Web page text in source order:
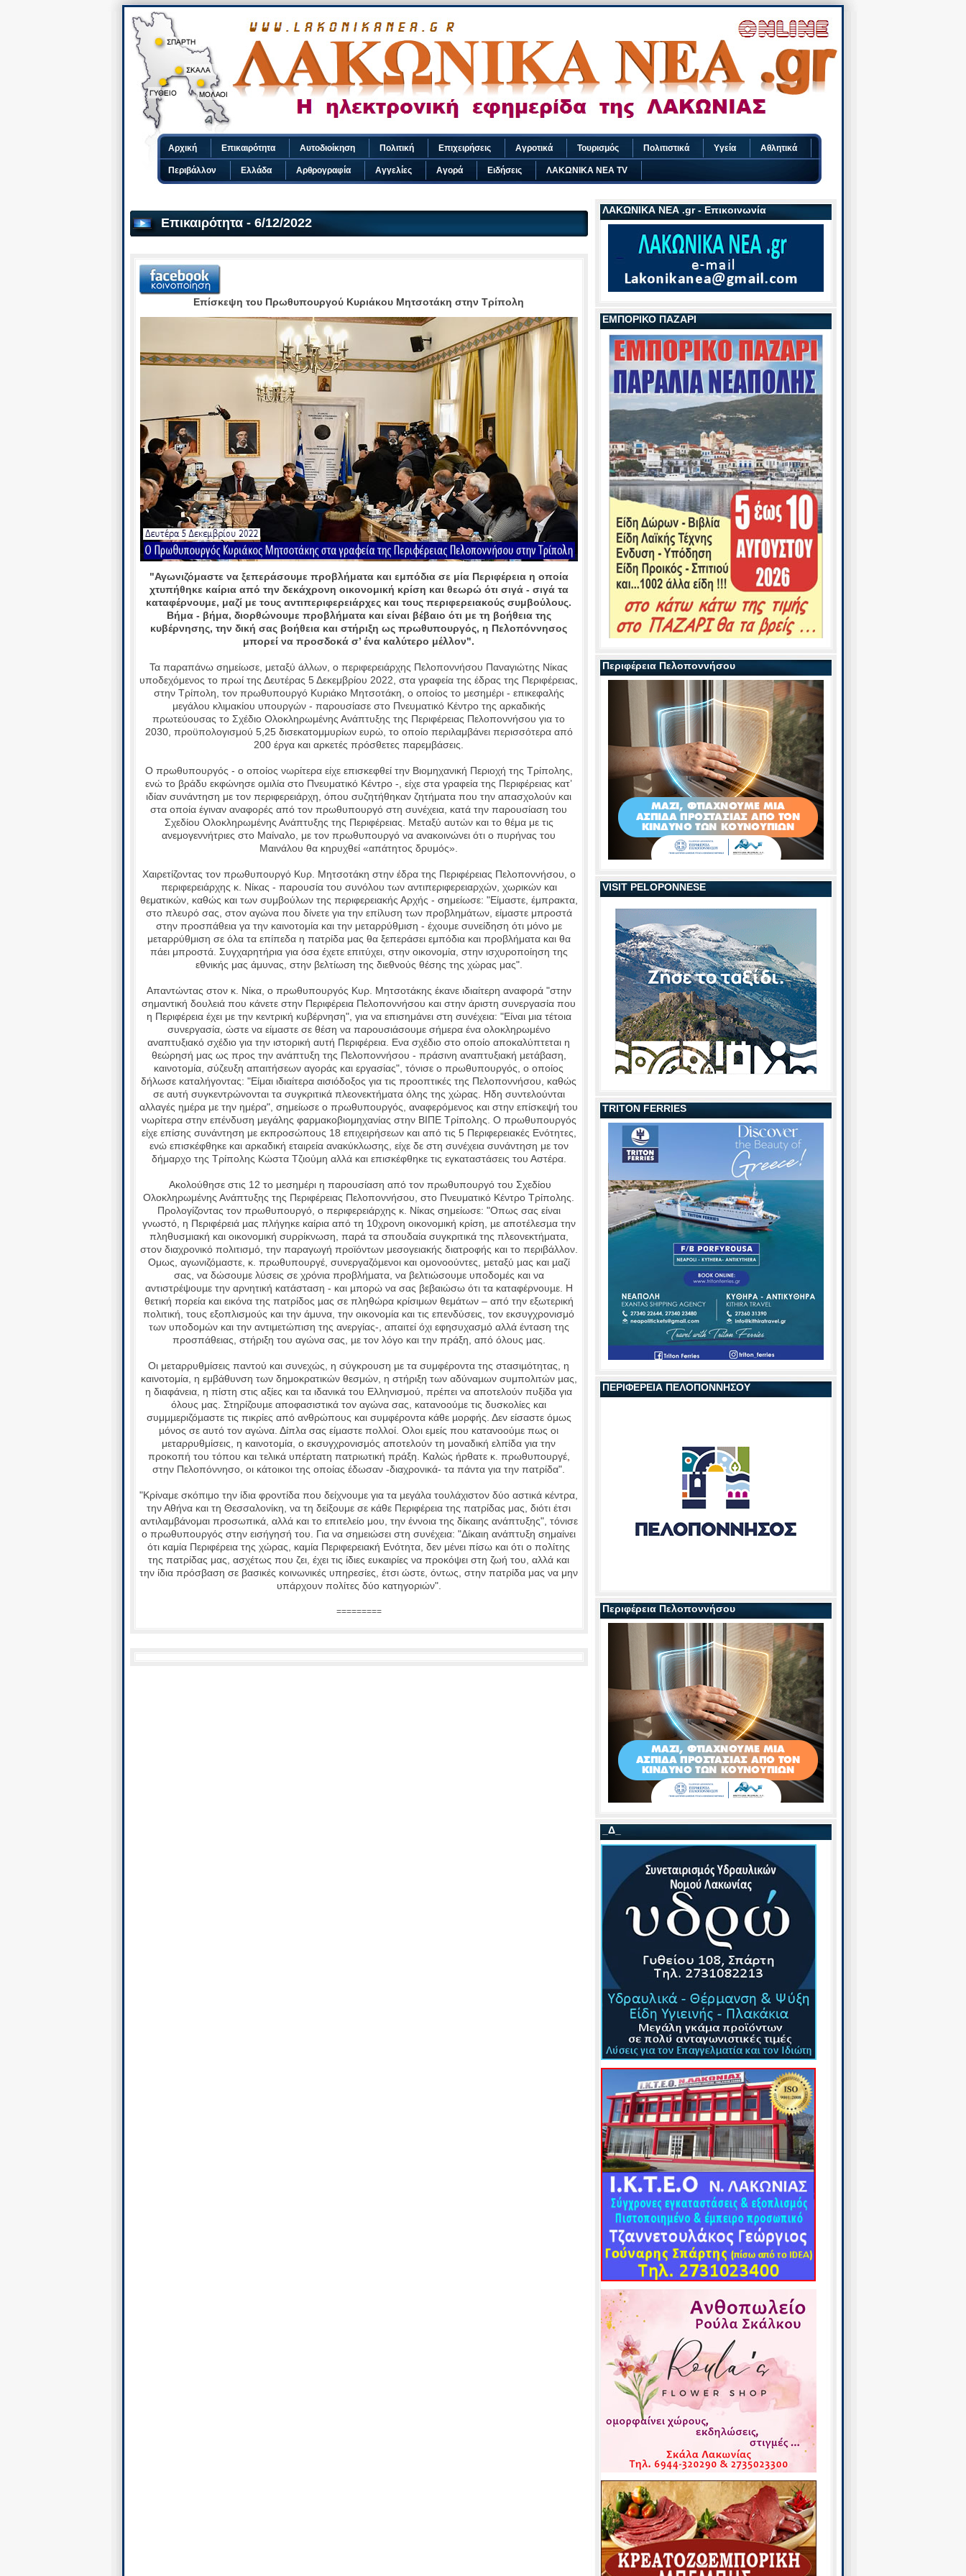
ΛΑΚΩΝΙΚΑ ΝΕΑ .gr - Επικοινωνία
ΕΜΠΟΡΙΚΟ ΠΑΖΑΡΙ
Περιφέρεια Πελοποννήσου
VISIT PELOPONNESE
TRITON FERRIES
ΠΕΡΙΦΕΡΕΙΑ ΠΕΛΟΠΟΝΝΗΣΟΥ
Περιφέρεια Πελοποννήσου
_Δ_
Επικαιρότητα - 6/12/2022
Eπίσκεψη του Πρωθυπουργού Κυριάκου Μητσοτάκη στην Τρίπολη
"Αγωνιζόμαστε να ξεπεράσουμε προβλήματα και εμπόδια σε μία Περιφέρεια η οποία
χτυπήθηκε καίρια από την δεκάχρονη οικονομική κρίση και θεωρώ ότι σιγά - σιγά τα
καταφέρνουμε, μαζί με τους αντιπεριφερειάρχες και τους περιφερειακούς συμβούλους.
Βήμα - βήμα, διορθώνουμε προβλήματα και είναι βέβαιο ότι με τη βοήθεια της
κυβέρνησης, την δική σας βοήθεια και στήριξη ως πρωθυπουργός, η Πελοπόννησος
μπορεί να προσδοκά σ’ ένα καλύτερο μέλλον".
Τα παραπάνω σημείωσε, μεταξύ άλλων, ο περιφερειάρχης Πελοποννήσου Παναγιώτης Νίκας
υποδεχόμενος το πρωί της Δευτέρας 5 Δεκεμβρίου 2022, στα γραφεία της έδρας της Περιφέρειας,
στην Τρίπολη, τον πρωθυπουργό Κυριάκο Μητσοτάκη, ο οποίος το μεσημέρι - επικεφαλής
μεγάλου κλιμακίου υπουργών - παρουσίασε στο Πνευματικό Κέντρο της αρκαδικής
πρωτεύουσας το Σχέδιο Ολοκληρωμένης Ανάπτυξης της Περιφέρειας Πελοποννήσου για το
2030, προϋπολογισμού 5,25 δισεκατομμυρίων ευρώ, το οποίο περιλαμβάνει περισσότερα από
200 έργα και αρκετές πρόσθετες παρεμβάσεις.
Ο πρωθυπουργός - ο οποίος νωρίτερα είχε επισκεφθεί την Βιομηχανική Περιοχή της Τρίπολης,
ενώ το βράδυ εκφώνησε ομιλία στο Πνευματικό Κέντρο -, είχε στα γραφεία της Περιφέρειας κατ’
ιδίαν συνάντηση με τον περιφερειάρχη, όπου συζητήθηκαν ζητήματα που την απασχολούν και
στα οποία έγιναν αναφορές από τον πρωθυπουργό στη συνέχεια, κατά την παρουσίαση του
Σχεδίου Ολοκληρωμένης Ανάπτυξης της Περιφέρειας. Μεταξύ αυτών και το θέμα με τις
ανεμογεννήτριες στο Μαίναλο, με τον πρωθυπουργό να ανακοινώνει ότι ο πυρήνας του
Μαινάλου θα κηρυχθεί «απάτητος δρυμός».
Χαιρετίζοντας τον πρωθυπουργό Κυρ. Μητσοτάκη στην έδρα της Περιφέρειας Πελοποννήσου, ο
περιφερειάρχης κ. Νίκας - παρουσία του συνόλου των αντιπεριφερειαρχών, χωρικών και
θεματικών, καθώς και των συμβούλων της περιφερειακής Αρχής - σημείωσε: "Είμαστε, έμπρακτα,
στο πλευρό σας, στον αγώνα που δίνετε για την επίλυση των προβλημάτων, είμαστε μπροστά
στην προσπάθεια γα την καινοτομία και την μεταρρύθμιση - έχουμε συνείδηση ότι μόνο με
μεταρρύθμιση σε όλα τα επίπεδα η πατρίδα μας θα ξεπεράσει εμπόδια και προβλήματα και θα
πάει μπροστά. Συγχαρητήρια για όσα έχετε επιτύχει, στην οικονομία, στην ισχυροποίηση της
εθνικής μας άμυνας, στην βελτίωση της διεθνούς θέσης της χώρας μας".
Απαντώντας στον κ. Νίκα, ο πρωθυπουργός Κυρ. Μητσοτάκης έκανε ιδιαίτερη αναφορά "στην
σημαντική δουλειά που κάνετε στην Περιφέρεια Πελοποννήσου και στην άριστη συνεργασία που
η Περιφέρεια έχει με την κεντρική κυβέρνηση", για να επισημάνει στη συνέχεια: "Είναι μια τέτοια
συνεργασία, ώστε να είμαστε σε θέση να παρουσιάσουμε σήμερα ένα ολοκληρωμένο
αναπτυξιακό σχέδιο για την ιστορική αυτή Περιφέρεια. Ενα σχέδιο στο οποίο αποκαλύπτεται η
θεώρησή μας ως προς την ανάπτυξη της Πελοποννήσου - πράσινη αναπτυξιακή μετάβαση,
καινοτομία, σύζευξη απαιτήσεων αγοράς και εργασίας", τόνισε ο πρωθυπουργός, ο οποίος
δήλωσε καταλήγοντας: "Είμαι ιδιαίτερα αισιόδοξος για τις προοπτικές της Πελοποννήσου, καθώς
σε αυτή συγκεντρώνονται τα συγκριτικά πλεονεκτήματα όλης της χώρας. Ηδη συντελούνται
αλλαγές ημέρα με την ημέρα", σημείωσε ο πρωθυπουργός, αναφερόμενος και στην επίσκεψή του
νωρίτερα στην επένδυση μεγάλης φαρμακοβιομηχανίας στην ΒΙΠΕ Τρίπολης. Ο πρωθυπουργός
είχε επίσης συνάντηση με εκπροσώπους 18 επιχειρήσεων και από τις 5 Περιφερειακές Ενότητες,
ενώ επισκέφθηκε και αρκαδική εταιρεία ανακύκλωσης, είχε δε στη συνέχεια συνάντηση με τον
δήμαρχο της Τρίπολης Κώστα Τζιούμη αλλά και επισκέφθηκε τις εγκαταστάσεις του Αστέρα.
Ακολούθησε στις 12 το μεσημέρι η παρουσίαση από τον πρωθυπουργό του Σχεδίου
Ολοκληρωμένης Ανάπτυξης της Περιφέρειας Πελοποννήσου, στο Πνευματικό Κέντρο Τρίπολης.
Προλογίζοντας τον πρωθυπουργό, ο περιφερειάρχης κ. Νίκας σημείωσε: "Οπως σας είναι
γνωστό, η Περιφέρειά µας πλήγηκε καίρια από τη 10χρονη οικονομική κρίση, µε αποτέλεσµα την
πληθυσμιακή και οικονομική συρρίκνωση, παρά τα σπουδαία συγκριτικά της πλεονεκτήματα,
στον διαχρονικό πολιτισμό, την παραγωγή προϊόντων μεσογειακής διατροφής και το περιβάλλον.
Ομως, αγωνιζόµαστε, κ. πρωθυπουργέ, συνεργαζόµενοι και ομονοούντες, μεταξύ µας και µαζί
σας, να δώσουμε λύσεις σε χρόνια προβλήµατα, να βελτιώσουμε υποδομές και να
αντιστρέψουµε την αρνητική κατάσταση - και µπορώ να σας βεβαιώσω ότι τα καταφέρνουµε. Η
θετική πορεία και εικόνα της πατρίδος µας σε πληθώρα κρίσιμων θεμάτων – από την εξωτερική
πολιτική, τους εξοπλισμούς και την άμυνα, την οικονομία και τις επενδύσεις, τον εκσυγχρονισμό
των υποδομών και την αντιμετώπιση της ανεργίας-, απαιτεί όχι εφησυχασµό αλλά ένταση της
προσπάθειας, στήριξη του αγώνα σας, µε τον λόγο και την πράξη, από όλους µας.
Οι μεταρρυθμίσεις παντού και συνεχώς, η σύγκρουση µε τα συμφέροντα της στασιµότητας, η
καινοτομία, η εμβάθυνση των δημοκρατικών θεσμών, η στήριξη των αδύναµων συμπολιτών µας,
η διαφάνεια, η πίστη στις αξίες και τα ιδανικά του Ελληνισμού, πρέπει να αποτελούν πυξίδα για
όλους μας. Στηρίζουµε αποφασιστικά τον αγώνα σας, κατανοούµε τις δυσκολίες και
συμμµεριζόµαστε τις πικρίες από ανθρώπους και συμφέροντα κάθε µορφής. Δεν είσαστε όμως
µόνος σε αυτό τον αγώνα. Δίπλα σας είµαστε πολλοί. Ολοι εμείς που κατανοούµε πως οι
μεταρρυθμίσεις, η καινοτομία, ο εκσυγχρονισμός αποτελούν τη μοναδική ελπίδα για την
προκοπή του τόπου και τελικά υπέρτατη πατριωτική πράξη. Καλώς ήρθατε κ. πρωθυπουργέ,
στην Πελοπόννησο, οι κάτοικοι της οποίας έδωσαν -διαχρονικά- τα πάντα για την πατρίδα".
"Κρίναμε σκόπιμο την ίδια φροντίδα που δείχνουμε για τα μεγάλα τουλάχιστον δύο αστικά κέντρα,
την Αθήνα και τη Θεσσαλονίκη, να τη δείξουμε σε κάθε Περιφέρεια της πατρίδας μας, διότι έτσι
αντιλαμβάνομαι προσωπικά, αλλά και το επιτελείο μου, την έννοια της δίκαιης ανάπτυξης", τόνισε
ο πρωθυπουργός στην εισήγησή του. Για να σημειώσει στη συνέχεια: "Δίκαιη ανάπτυξη σημαίνει
ότι καμία Περιφέρεια της χώρας, καμία Περιφερειακή Ενότητα, δεν μένει πίσω και ότι ο πολίτης
της πατρίδας μας, ασχέτως που ζει, έχει τις ίδιες ευκαιρίες να προκόψει στη ζωή του, αλλά και
την ίδια πρόσβαση σε βασικές κοινωνικές υπηρεσίες, έτσι ώστε, όντως, στην πατρίδα μας να μην
υπάρχουν πολίτες δύο κατηγοριών".
=========
Αρχική Επικαιρότητα Αυτοδιοίκηση Πολιτική Επιχειρήσεις Αγροτικά Τουρισμός Πολιτιστικά Υγεία Αθλητικά
Περιβάλλον Ελλάδα Αρθρογραφία Αγγελίες Αγορά Ειδήσεις ΛΑΚΩΝΙΚΑ ΝΕΑ TV